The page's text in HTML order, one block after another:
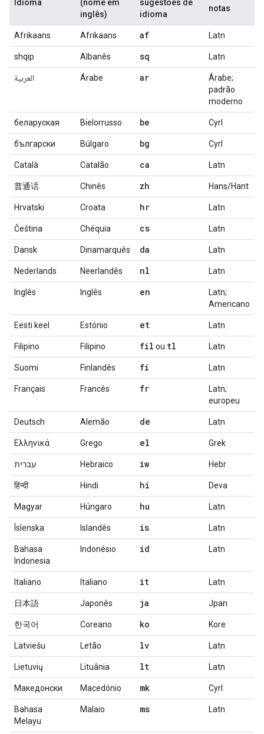
Idioma
(nome em
inglês)
sugestões de
idioma
notas
Afrikaans Afrikaans af Latn
shqip Albanês sq Latn
العربية Árabe ar
Árabe;
padrão
moderno
беларуская Bielorrusso be Cyrl
български Búlgaro bg Cyrl
Català Catalão ca Latn
普通话 Chinês zh Hans/Hant
Hrvatski Croata hr Latn
Čeština Chéquia cs Latn
Dansk Dinamarquês da Latn
Nederlands Neerlandês nl Latn
Inglês Inglês en
Latn;
Americano
Eesti keel Estónio et Latn
Filipino Filipino fil ou tl Latn
Suomi Finlandês fi Latn
Français Francês fr
Latn;
europeu
Deutsch Alemão de Latn
Ελληνικά Grego el Grek
עברית Hebraico iw Hebr
हिन्दी Hindi hi Deva
Magyar Húngaro hu Latn
Íslenska Islandês is Latn
Bahasa
Indonesia
Indonésio id Latn
Italiano Italiano it Latn
日本語 Japonês ja Jpan
한국어 Coreano ko Kore
Latviešu Letão lv Latn
Lietuvių Lituânia lt Latn
Македонски Macedónio mk Cyrl
Bahasa
Melayu
Malaio ms Latn